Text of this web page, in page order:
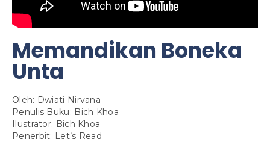
Memandikan Boneka
Unta
Oleh: Dwiati Nirvana
Penulis Buku: Bich Khoa
Ilustrator: Bich Khoa
Penerbit: Let’s Read